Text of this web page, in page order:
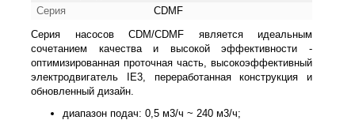
Серия
CDMF
Серия насосов CDM/CDMF является идеальным
сочетанием качества и высокой эффективности -
оптимизированная проточная часть, высокоэффективный
электродвигатель IE3, переработанная конструкция и
обновленный дизайн.
диапазон подач: 0,5 м3/ч ~ 240 м3/ч;